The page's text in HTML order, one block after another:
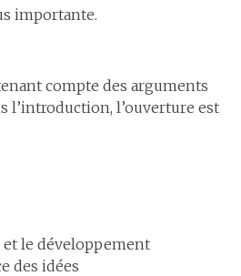
importante.
compte des arguments
l’introduction, l’ouverture est
et le développement
des idées